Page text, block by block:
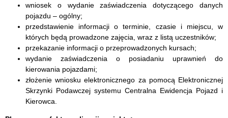
wniosek o wydanie zaświadczenia dotyczącego danych
pojazdu – ogólny;
przedstawienie informacji o terminie, czasie i miejscu, w
których będą prowadzone zajęcia, wraz z listą uczestników;
przekazanie informacji o przeprowadzonych kursach;
wydanie zaświadczenia o posiadaniu uprawnień do
kierowania pojazdami;
złożenie wniosku elektronicznego za pomocą Elektronicznej
Skrzynki Podawczej systemu Centralna Ewidencja Pojazd i
Kierowca.